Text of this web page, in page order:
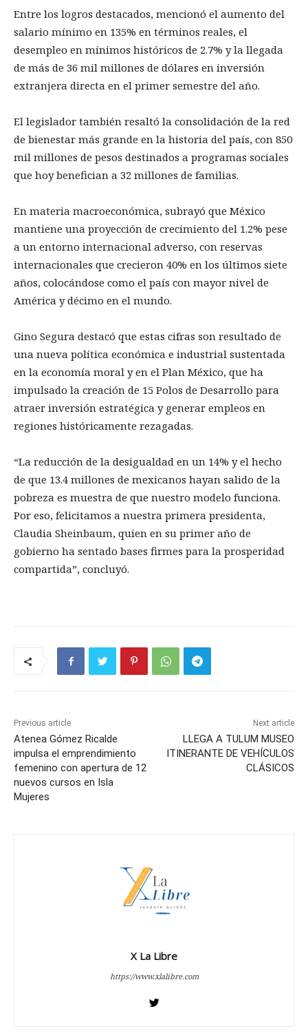
Entre los logros destacados, mencionó el aumento del
salario mínimo en 135% en términos reales, el
desempleo en mínimos históricos de 2.7% y la llegada
de más de 36 mil millones de dólares en inversión
extranjera directa en el primer semestre del año.
El legislador también resaltó la consolidación de la red
de bienestar más grande en la historia del país, con 850
mil millones de pesos destinados a programas sociales
que hoy benefician a 32 millones de familias.
En materia macroeconómica, subrayó que México
mantiene una proyección de crecimiento del 1.2% pese
a un entorno internacional adverso, con reservas
internacionales que crecieron 40% en los últimos siete
años, colocándose como el país con mayor nivel de
América y décimo en el mundo.
Gino Segura destacó que estas cifras son resultado de
una nueva política económica e industrial sustentada
en la economía moral y en el Plan México, que ha
impulsado la creación de 15 Polos de Desarrollo para
atraer inversión estratégica y generar empleos en
regiones históricamente rezagadas.
“La reducción de la desigualdad en un 14% y el hecho
de que 13.4 millones de mexicanos hayan salido de la
pobreza es muestra de que nuestro modelo funciona.
Por eso, felicitamos a nuestra primera presidenta,
Claudia Sheinbaum, quien en su primer año de
gobierno ha sentado bases firmes para la prosperidad
compartida”, concluyó.
Previous article
Atenea Gómez Ricalde
impulsa el emprendimiento
femenino con apertura de 12
nuevos cursos en Isla
Mujeres
Next article
LLEGA A TULUM MUSEO
ITINERANTE DE VEHÍCULOS
CLÁSICOS
X La Libre
https://www.xlalibre.com